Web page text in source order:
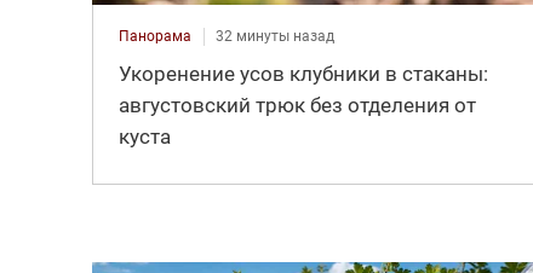
Панорама 32 минуты назад
Укоренение усов клубники в стаканы:
августовский трюк без отделения от
куста